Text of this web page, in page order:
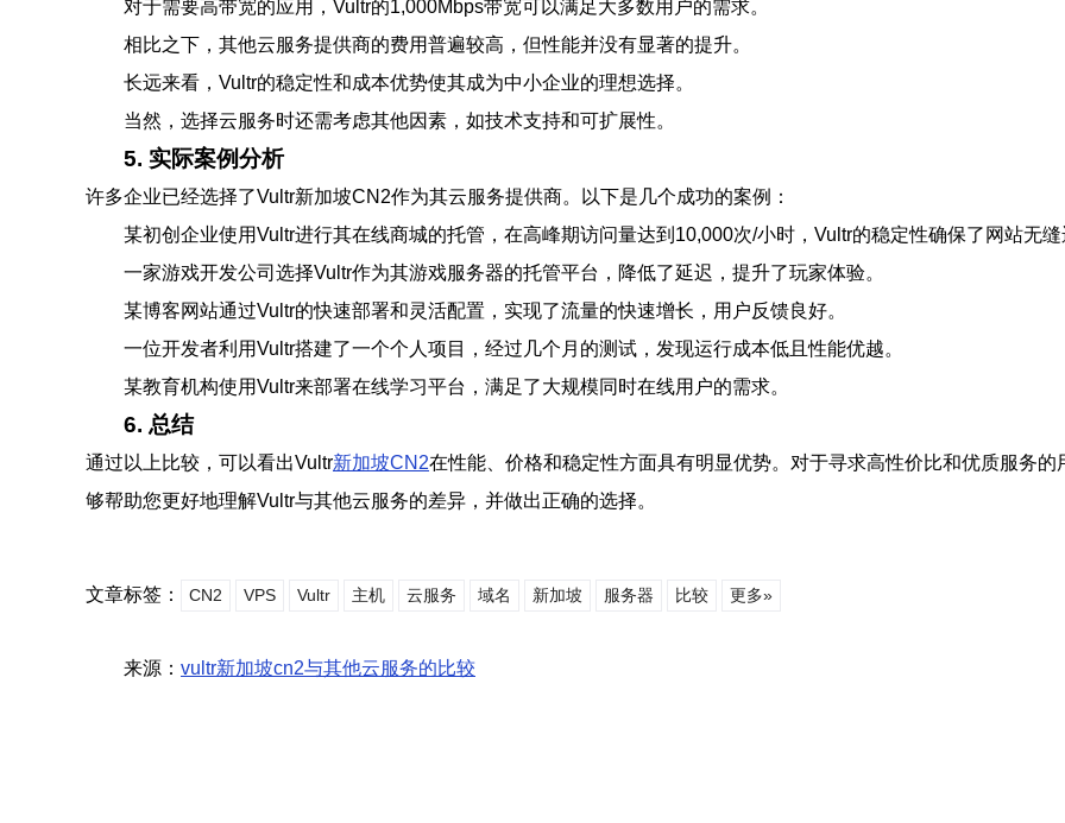
对于需要高带宽的应用，Vultr的1,000Mbps带宽可以满足大多数用户的需求。
相比之下，其他云服务提供商的费用普遍较高，但性能并没有显著的提升。
长远来看，Vultr的稳定性和成本优势使其成为中小企业的理想选择。
当然，选择云服务时还需考虑其他因素，如技术支持和可扩展性。
5. 实际案例分析
许多企业已经选择了Vultr新加坡CN2作为其云服务提供商。以下是几个成功的案例：
某初创企业使用Vultr进行其在线商城的托管，在高峰期访问量达到10,000次/小时，Vultr的稳定性确保了网站无
一家游戏开发公司选择Vultr作为其游戏服务器的托管平台，降低了延迟，提升了玩家体验。
某博客网站通过Vultr的快速部署和灵活配置，实现了流量的快速增长，用户反馈良好。
一位开发者利用Vultr搭建了一个个人项目，经过几个月的测试，发现运行成本低且性能优越。
某教育机构使用Vultr来部署在线学习平台，满足了大规模同时在线用户的需求。
6. 总结
通过以上比较，可以看出Vultr新加坡CN2在性能、价格和稳定性方面具有明显优势。对于寻求高性价比和优质服务
够帮助您更好地理解Vultr与其他云服务的差异，并做出正确的选择。
文章标签： CN2 VPS Vultr 主机 云服务 域名 新加坡 服务器 比较 更多»
来源： vultr新加坡cn2与其他云服务的比较